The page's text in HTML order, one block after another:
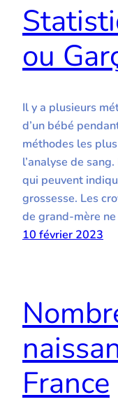
ou
Il y a plusieurs
d’un bébé
méthodes les
l’analyse de
qui peuvent
grossesse. Les
de grand-mère
10 février 2023
France